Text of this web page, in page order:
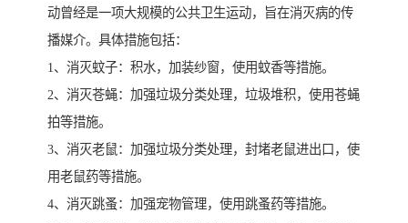
动曾经是一项大规模的公共卫生运动，旨在消灭病的传
播媒介。具体措施包括：
1、消灭蚊子：积水，加装纱窗，使用蚊香等措施。
2、消灭苍蝇：加强垃圾分类处理，垃圾堆积，使用苍蝇
拍等措施。
3、消灭老鼠：加强垃圾分类处理，封堵老鼠进出口，使
用老鼠药等措施。
4、消灭跳蚤：加强宠物管理，使用跳蚤药等措施。